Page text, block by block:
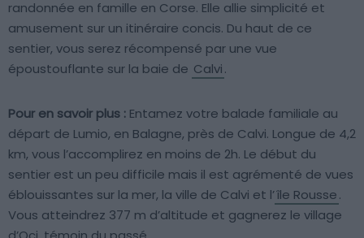
randonnée en famille en Corse. Elle allie simplicité et
amusement sur un itinéraire concis. Du haut de ce
sentier, vous serez récompensé par une vue
époustouflante sur la baie de Calvi.
Pour en savoir plus : Entamez votre balade familiale au
départ de Lumio, en Balagne, près de Calvi. Longue de 4,2
km, vous l’accomplirez en moins de 2h. Le début du
sentier est un peu difficile mais il est agrémenté de vues
éblouissantes sur la mer, la ville de Calvi et l’île Rousse.
Vous atteindrez 377 m d’altitude et gagnerez le village